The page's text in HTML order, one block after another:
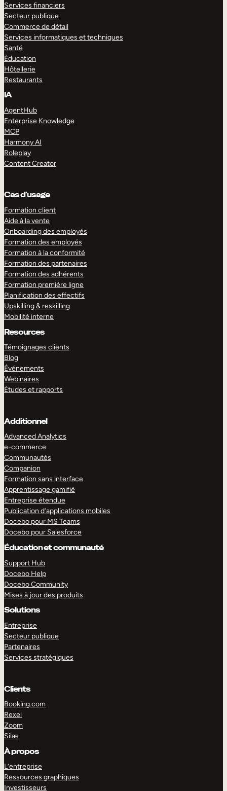
Services financiers
Secteur publique
Commerce de détail
Services informatiques et techniques
Santé
Éducation
Hôtellerie
Restaurants
IA
AgentHub
Enterprise Knowledge
MCP
Harmony AI
Roleplay
Content Creator
Cas d’usage
Formation client
Aide à la vente
Onboarding des employés
Formation des employés
Formation à la conformité
Formation des partenaires
Formation des adhérents
Formation première ligne
Planification des effectifs
Upskilling & reskilling
Mobilité interne
Resources
Témoignages clients
Blog
Événements
Webinaires
Études et rapports
Additionnel
Advanced Analytics
e-commerce
Communautés
Companion
Formation sans interface
Apprentissage gamifié
Entreprise étendue
Publication d’applications mobiles
Docebo pour MS Teams
Docebo pour Salesforce
Éducation et communauté
Support Hub
Docebo Help
Docebo Community
Mises à jour des produits
Solutions
Entreprise
Secteur publique
Partenaires
Services stratégiques
Clients
Booking.com
Rexel
Zoom
Silæ
À propos
L’entreprise
Ressources graphiques
Investisseurs